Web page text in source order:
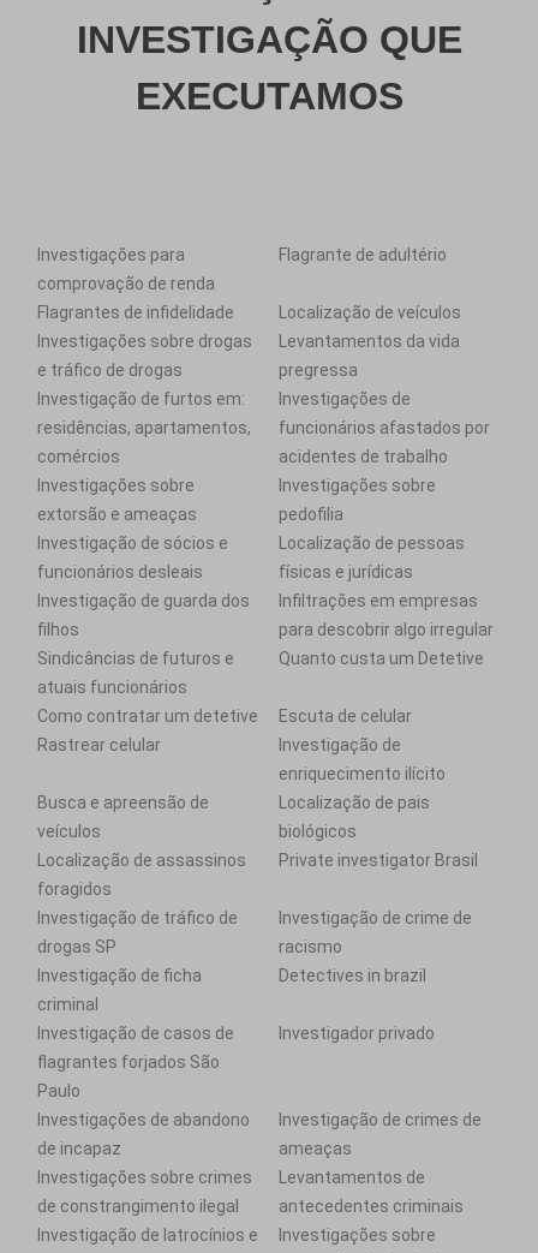
INVESTIGAÇÃO QUE
EXECUTAMOS
Investigações para
comprovação de renda
Flagrante de adultério
Flagrantes de infidelidade
Localização de veículos
Investigações sobre drogas
e tráfico de drogas
Levantamentos da vida
pregressa
Investigação de furtos em:
residências, apartamentos,
comércios
Investigações de
funcionários afastados por
acidentes de trabalho
Investigações sobre
extorsão e ameaças
Investigações sobre
pedofilia
Investigação de sócios e
funcionários desleais
Localização de pessoas
físicas e jurídicas
Investigação de guarda dos
filhos
Infiltrações em empresas
para descobrir algo irregular
Sindicâncias de futuros e
atuais funcionários
Quanto custa um Detetive
Como contratar um detetive
Escuta de celular
Rastrear celular
Investigação de
enriquecimento ilícito
Busca e apreensão de
veículos
Localização de pais
biológicos
Localização de assassinos
foragidos
Private investigator Brasil
Investigação de tráfico de
drogas SP
Investigação de crime de
racismo
Investigação de ficha
criminal
Detectives in brazil
Investigação de casos de
flagrantes forjados São
Paulo
Investigador privado
Investigações de abandono
de incapaz
Investigação de crimes de
ameaças
Investigações sobre crimes
de constrangimento ilegal
Levantamentos de
antecedentes criminais
Investigação de latrocínios e
Investigações sobre